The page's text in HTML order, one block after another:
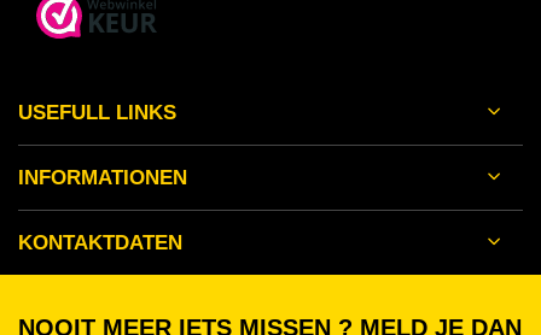
USEFULL LINKS
INFORMATIONEN
KONTAKTDATEN
NOOIT MEER IETS MISSEN ? MELD JE DAN